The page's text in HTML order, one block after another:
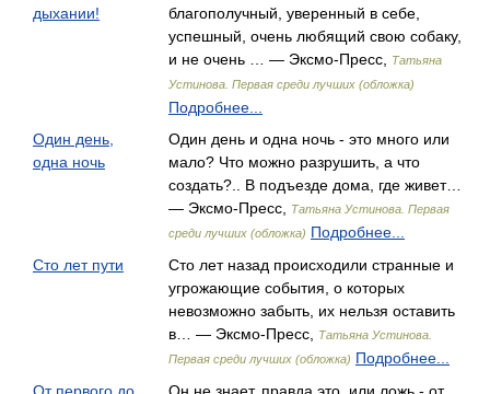
дыхании!
благополучный, уверенный в себе,
успешный, очень любящий свою собаку,
и не очень … — Эксмо-Пресс,
Татьяна
Устинова. Первая среди лучших (обложка)
Подробнее...
Один день,
одна ночь
Один день и одна ночь - это много или
мало? Что можно разрушить, а что
создать?.. В подъезде дома, где живет…
— Эксмо-Пресс,
Татьяна Устинова. Первая
среди лучших (обложка) Подробнее...
Сто лет пути
Сто лет назад происходили странные и
угрожающие события, о которых
невозможно забыть, их нельзя оставить
в… — Эксмо-Пресс,
Татьяна Устинова.
Первая среди лучших (обложка) Подробнее...